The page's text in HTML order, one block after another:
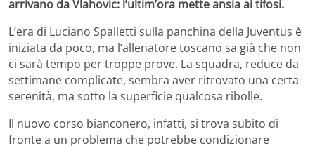
arrivano da Vlahovic: l’ultim’ora mette ansia ai tifosi.
L’era di Luciano Spalletti sulla panchina della Juventus è
iniziata da poco, ma l’allenatore toscano sa già che non
ci sarà tempo per troppe prove. La squadra, reduce da
settimane complicate, sembra aver ritrovato una certa
serenità, ma sotto la superficie qualcosa ribolle.
Il nuovo corso bianconero, infatti, si trova subito di
fronte a un problema che potrebbe condizionare